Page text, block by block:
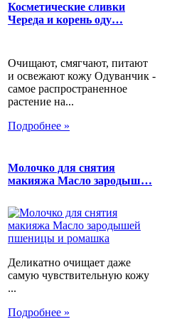
Косметические сливки
Череда и корень оду…
Очищают, смягчают, питают
и освежают кожу Одуванчик -
самое распространенное
растение на...
Подробнее »
Молочко для снятия
макияжа Масло зародыш…
Деликатно очищает даже
самую чувствительную кожу
...
Подробнее »